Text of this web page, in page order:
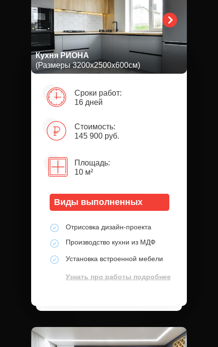
Кухня РИОНА
(Размеры 3200х2500х600см)
Отрисовка дизайн-проекта
Виды выполненных
Производство кухни из МДФ
Установка встроенной мебели
Узнать про работы подробнее
Сроки работ:
16 дней
Стоимость:
145 900 руб.
Площадь:
10 м²